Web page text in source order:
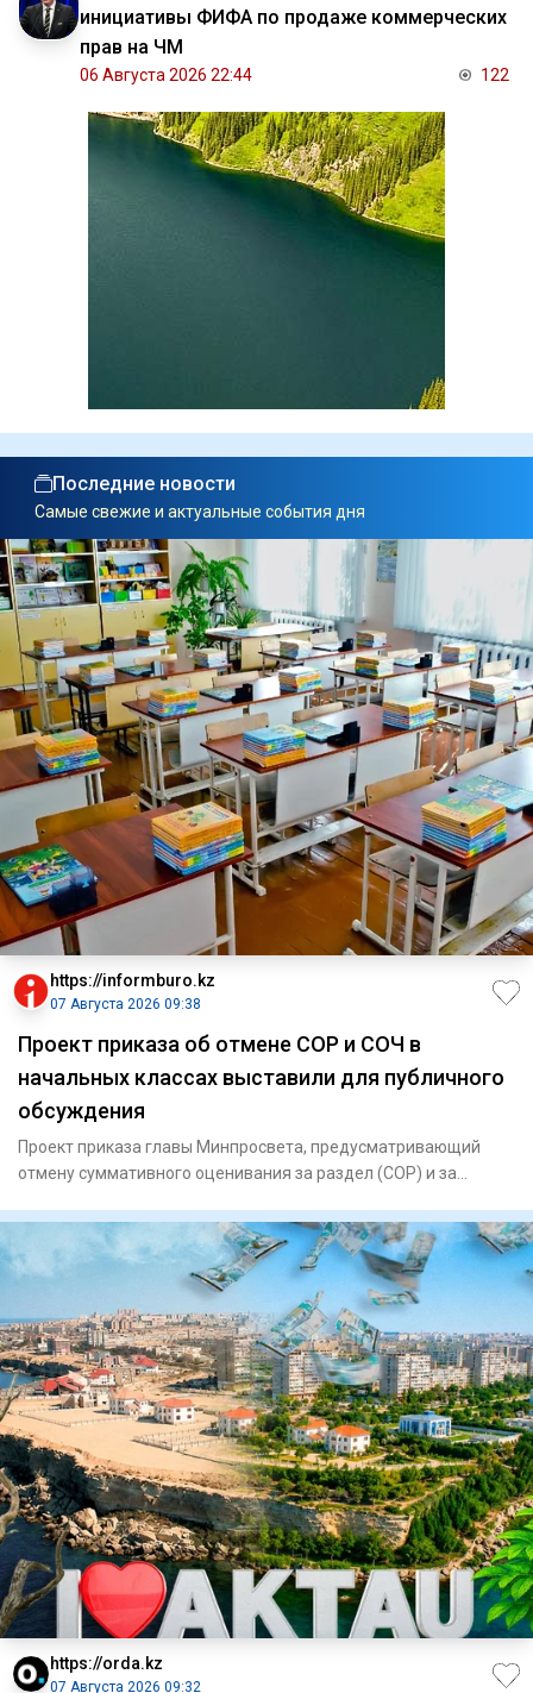
инициативы ФИФА по продаже коммерческих
прав на ЧМ
06 Августа 2026 22:44 122
Последние новости
Самые свежие и актуальные события дня
https://informburo.kz
07 Августа 2026 09:38
Проект приказа об отмене СОР и СОЧ в
начальных классах выставили для публичного
обсуждения
Проект приказа главы Минпросвета, предусматривающий
отмену суммативного оценивания за раздел (СОР) и за
https://orda.kz
07 Августа 2026 09:32